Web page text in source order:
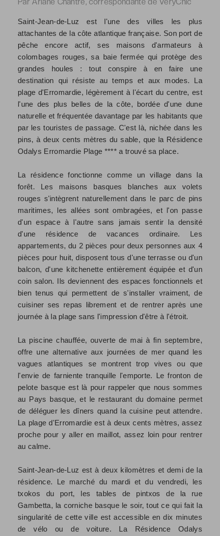
Saint-Jean-de-Luz est l'une des villes les plus
attachantes de la côte atlantique française. Son port de
pêche encore actif, ses maisons d'armateurs à
colombages rouges, sa baie fermée qui protège des
grandes houles : tout conspire à en faire une
destination qui résiste au temps et aux modes. La
plage d'Erromardie, légèrement à l'écart du centre, est
l'une des plus belles de la côte, bordée d'une dune
naturelle et fréquentée davantage par les habitants que
par les touristes de passage. C'est là, nichée dans les
pins, à deux cents mètres du sable, que la Résidence
Odalys Erromardie Plage **** a trouvé sa place.
La résidence fonctionne comme un village dans la
forêt. Les maisons basques blanches aux volets
rouges s'intègrent naturellement dans le parc de pins
maritimes, les allées sont ombragées, et l'on passe
d'un espace à l'autre sans jamais sentir la densité
d'une résidence de vacances ordinaire. Les
appartements, du 2 pièces pour deux personnes aux 4
pièces pour huit, disposent tous d'une terrasse ou d'un
balcon, d'une kitchenette entièrement équipée et d'un
coin salon. Ils deviennent des espaces fonctionnels et
bien tenus qui permettent de s'installer vraiment, de
cuisiner ses repas librement et de rentrer après une
journée à la plage sans l'impression d'être à l'étroit.
La piscine chauffée, ouverte de mai à fin septembre,
offre une alternative aux journées de mer quand les
vagues atlantiques se montrent trop vives ou que
l'envie de farniente tranquille l'emporte. Le fronton de
pelote basque est là pour rappeler que nous sommes
au Pays basque, et le restaurant du domaine permet
de déléguer les dîners quand la cuisine peut attendre.
La plage d'Erromardie est à deux cents mètres, assez
proche pour y aller en maillot, assez loin pour rentrer
au calme.
Saint-Jean-de-Luz est à deux kilomètres et demi de la
résidence. Le marché du mardi et du vendredi, les
txokos du port, les tables de pintxos de la rue
Gambetta, la corniche basque le soir, tout ce qui fait la
singularité de cette ville est accessible en dix minutes
de vélo ou de voiture. La Résidence Odalys